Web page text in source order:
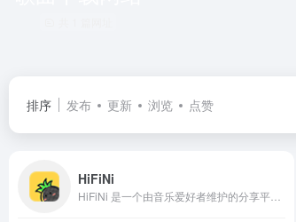
排序 发布 更新 浏览 点赞
HiFiNi